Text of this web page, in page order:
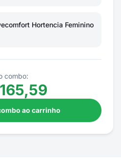
Hortencia Feminino
combo:
165,59
ao carrinho